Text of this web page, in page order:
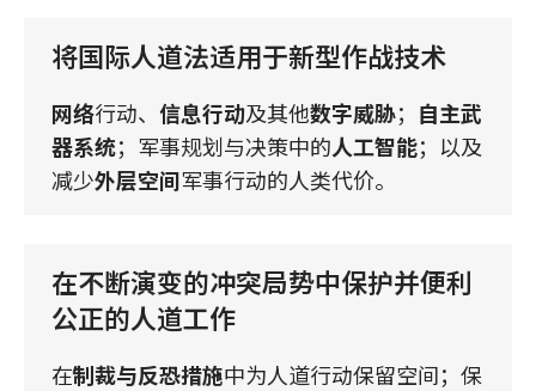
将国际人道法适用于新型作战技术
网络行动、 信息行动及其他数字威胁； 自主武
器系统；军事规划与决策中的人工智能；以及
减少外层空间军事行动的人类代价。
在不断演变的冲突局势中保护并便利
公正的人道工作
在制裁与反恐措施中为人道行动保留空间；保